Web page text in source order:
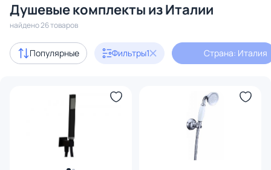
Душевые комплекты из Италии
найдено 26 товаров
Популярные Фильтры1 Страна: Италия
гигиенический душ душевые стойки душевые
Акции 10